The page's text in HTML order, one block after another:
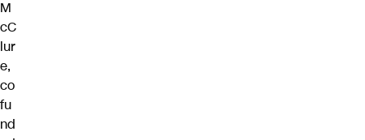
M
cC
lur
e,
co
fu
nd